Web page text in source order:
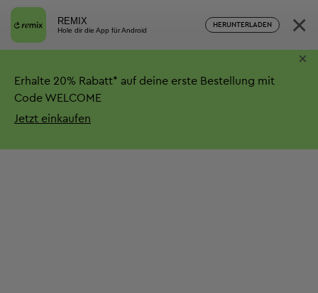
REMIX
Hole dir die App für Android
HERUNTERLADEN ×
Erhalte 20% Rabatt* auf deine erste Bestellung mit
Code WELCOME
Jetzt einkaufen
×